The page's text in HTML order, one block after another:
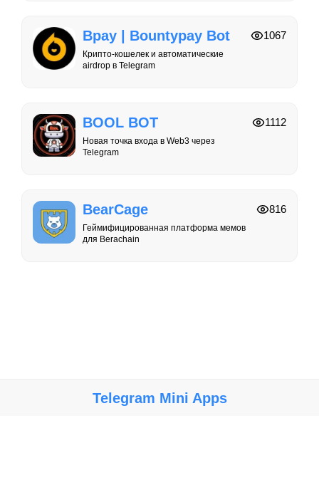
Bpay | Bountypay Bot
Крипто-кошелек и автоматические
airdrop в Telegram
1067
BOOL BOT
Новая точка входа в Web3 через
Telegram
1112
BearCage
Геймифицированная платформа мемов
для Berachain
816
Telegram Mini Apps